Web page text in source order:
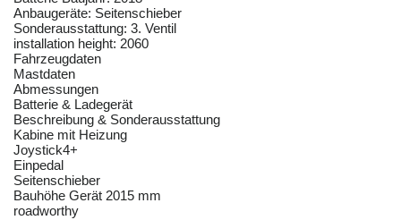
Anbaugeräte: Seitenschieber
Sonderausstattung: 3. Ventil
installation height: 2060
Fahrzeugdaten
Mastdaten
Abmessungen
Batterie & Ladegerät
Beschreibung & Sonderausstattung
Kabine mit Heizung
Joystick4+
Einpedal
Seitenschieber
Bauhöhe Gerät 2015 mm
roadworthy